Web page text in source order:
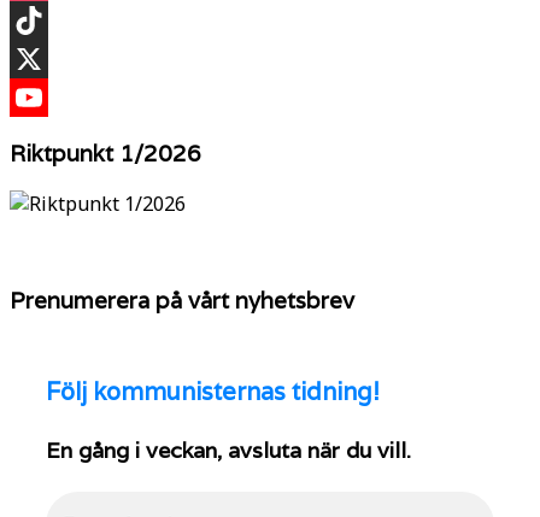
Instagram
TikTok
X
Riktpunkt 1/2026
Prenumerera på vårt nyhetsbrev
Följ kommunisternas tidning!
En gång i veckan, avsluta när du vill.